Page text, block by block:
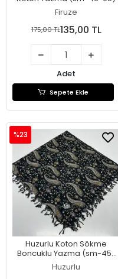
Firuze
175,00 TL135,00 TL
Adet
Sepete Ekle
Huzurlu Koton Sökme
Boncuklu Yazma (sm-45-
16)
Huzurlu
%23